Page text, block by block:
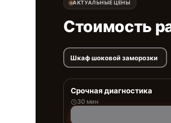
АКТУАЛЬНЫЕ ЦЕНЫ
Стоимость
Шкаф шоковой заморозки
Срочная диагностика
30 мин